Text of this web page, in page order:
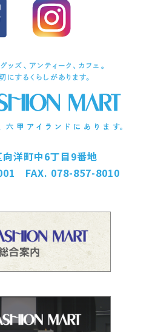
洋町中6丁目9番地
FAX. 078-857-8010